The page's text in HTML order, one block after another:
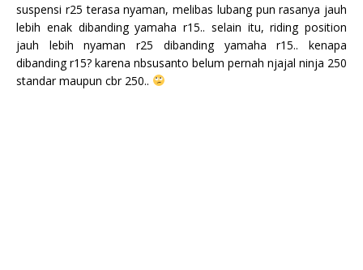
suspensi r25 terasa nyaman, melibas lubang pun rasanya jauh
lebih enak dibanding yamaha r15.. selain itu, riding position
jauh lebih nyaman r25 dibanding yamaha r15.. kenapa
dibanding r15? karena nbsusanto belum pernah njajal ninja 250
standar maupun cbr 250..